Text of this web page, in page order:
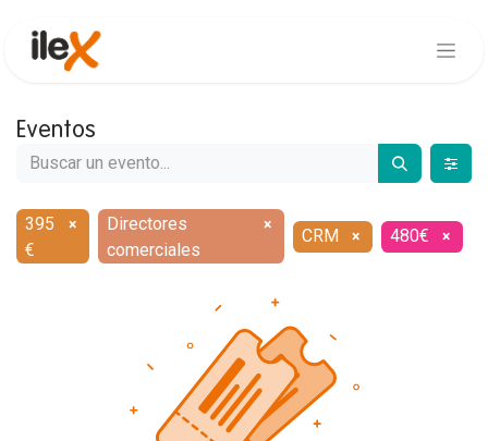
Eventos
395
€
×
Directores
comerciales
×
CRM × 480€ ×